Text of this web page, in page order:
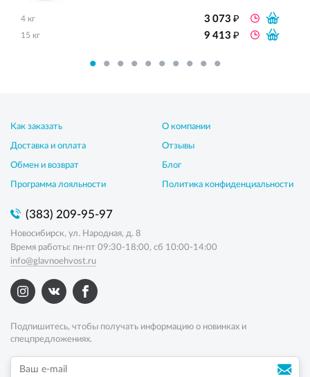
4 кг 3 073₽
15 кг 9 413₽
Как заказать
Доставка и оплата
Обмен и возврат
Программа лояльности
О компании
Отзывы
Блог
Политика конфиденциальности
(383) 209-95-97
Новосибирск, ул. Народная, д. 8
Время работы: пн-пт 09:30-18:00, сб 10:00-14:00
info@glavnoehvost.ru
Подпишитесь, чтобы получать информацию о новинках и
спецпредложениях.